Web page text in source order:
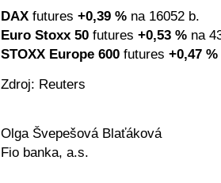
DAX futures +0,39 % na 16052 b.
Euro Stoxx 50 futures +0,53 % na
STOXX Europe 600 futures +0,47 %
Zdroj: Reuters
Olga Švepešová Blaťáková
Fio banka, a.s.